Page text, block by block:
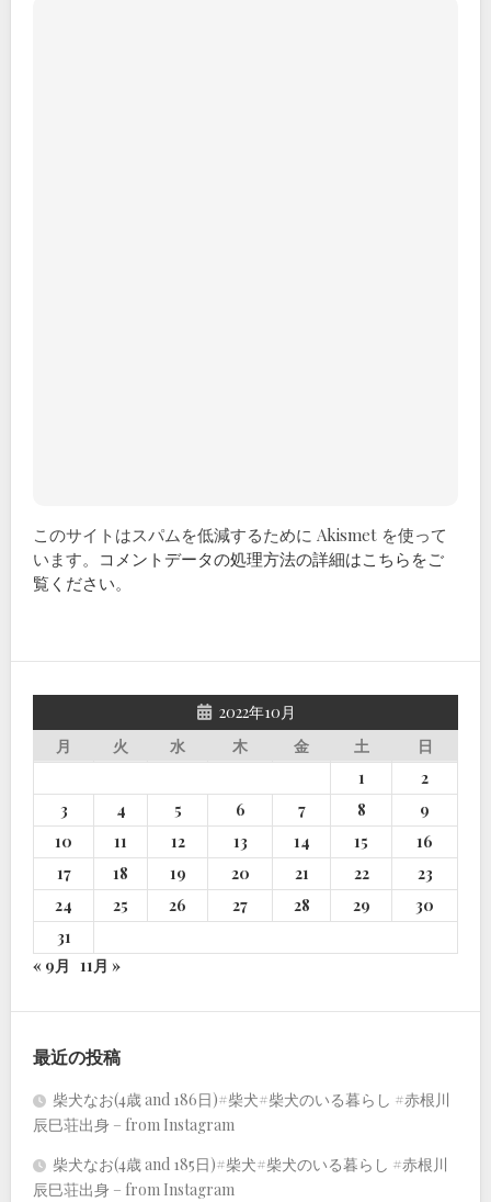
このサイトはスパムを低減するために Akismet を使って
います。 コメントデータの処理方法の詳細はこちらをご
覧ください。
2022年10月
月
火 水 木 金 土
日
1
2
3
4 5 6 7 8
9
10
11 12 13 14 15
16
17
18 19 20 21 22
23
24
25 26 27 28 29
30
31
« 9月 11月 »
最近の投稿
柴犬なお(4歳 and 186日)#柴犬#柴犬のいる暮らし #赤根川
辰巳荘出身 – from Instagram
柴犬なお(4歳 and 185日)#柴犬#柴犬のいる暮らし #赤根川
辰巳荘出身 – from Instagram